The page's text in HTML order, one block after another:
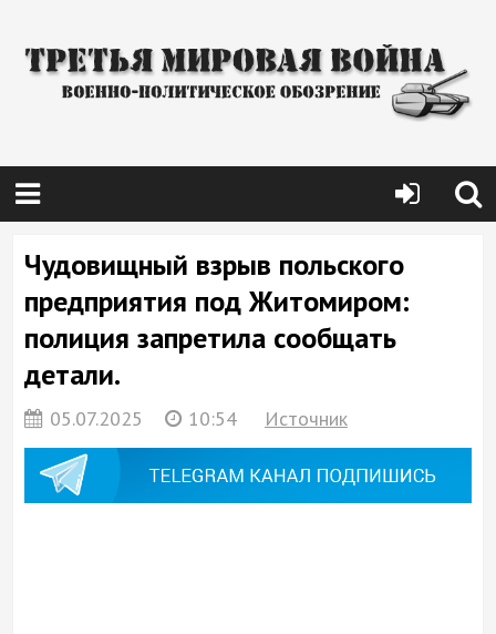
Чудовищный взрыв польского
предприятия под Житомиром:
полиция запретила сообщать
детали.
05.07.2025 10:54 Источник